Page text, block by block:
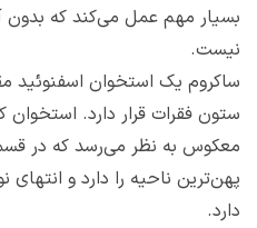
بسیار مهم عمل می‌کند که
نیست.
ساکروم یک استخوان اسفنوئید
ستون فقرات قرار دارد.
معکوس به نظر می‌رسد که در
پهن‌ترین ناحیه را دارد و انتهای
دارد.